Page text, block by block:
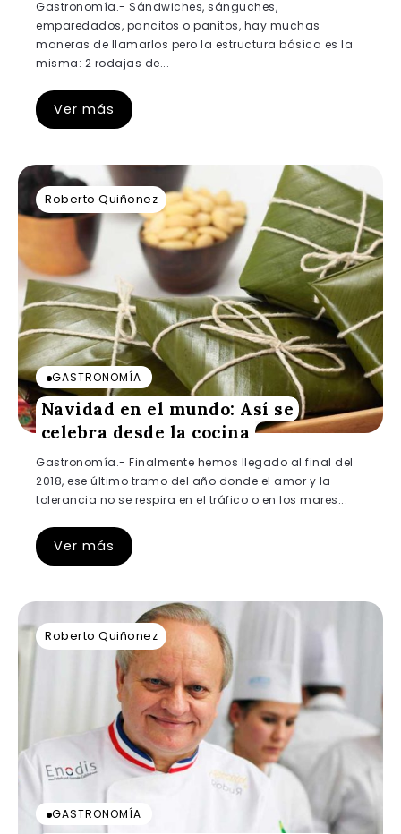
Gastronomía.- Sándwiches, sánguches,
emparedados, pancitos o panitos, hay muchas
maneras de llamarlos pero la estructura básica es la
misma: 2 rodajas de...
Ver más
Roberto Quiñonez
GASTRONOMÍA
Navidad en el mundo: Así se
celebra desde la cocina
Gastronomía.- Finalmente hemos llegado al final del
2018, ese último tramo del año donde el amor y la
tolerancia no se respira en el tráfico o en los mares...
Ver más
Roberto Quiñonez
GASTRONOMÍA